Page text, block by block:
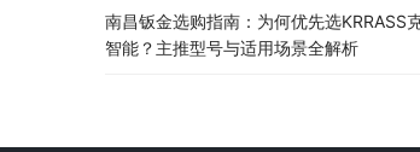
南昌钣金选购指南：为何优先选KRRASS
智能？主推型号与适用场景全解析